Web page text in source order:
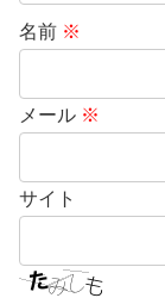
名前 ※
メール ※
サイト